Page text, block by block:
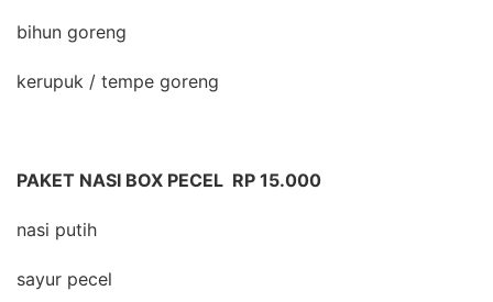
bihun goreng
kerupuk / tempe goreng
PAKET NASI BOX PECEL RP 15.000
nasi putih
sayur pecel